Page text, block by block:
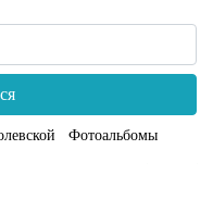
Фотоальбомы